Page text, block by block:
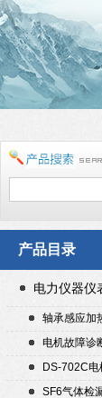
产品目录
电力仪器仪
轴承感应加
电机故障诊
DS-702C电
SF6气体检